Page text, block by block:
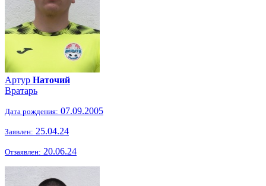
Артур Наточий
Вратарь
Дата рождения: 07.09.2005
Заявлен: 25.04.24
Отзаявлен: 20.06.24